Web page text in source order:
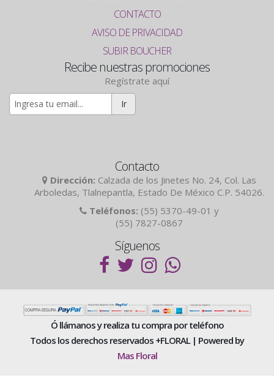
CONTACTO
AVISO DE PRIVACIDAD
SUBIR BOUCHER
Recibe nuestras promociones
Regístrate aquí
Ir
Contacto
Dirección: Calzada de los Jinetes No. 24, Col. Las
Arboledas, Tlalnepantla, Estado De México C.P. 54026.
Teléfonos: (55) 5370-49-01 y
(55) 7827-0867
Síguenos
Ó llámanos y realiza tu compra por teléfono
Todos los derechos reservados +FLORAL | Powered by
Mas Floral